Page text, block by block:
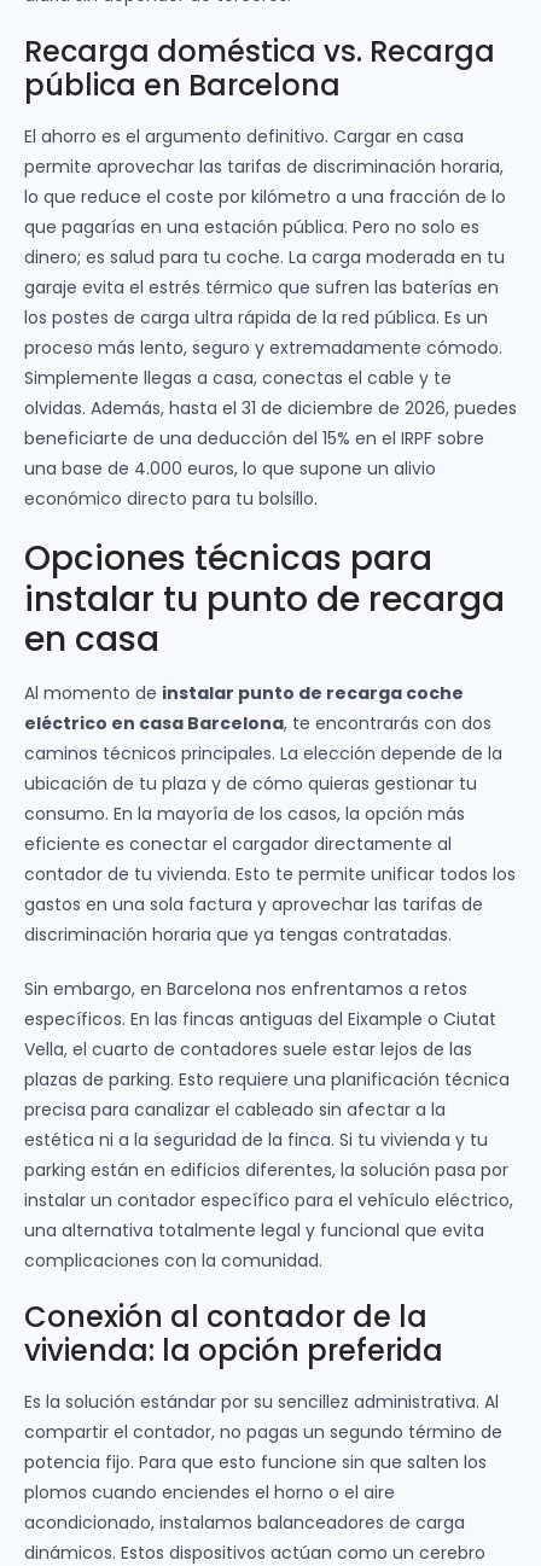
Recarga doméstica vs. Recarga
pública en Barcelona
El ahorro es el argumento definitivo. Cargar en casa
permite aprovechar las tarifas de discriminación horaria,
lo que reduce el coste por kilómetro a una fracción de lo
que pagarías en una estación pública. Pero no solo es
dinero; es salud para tu coche. La carga moderada en tu
garaje evita el estrés térmico que sufren las baterías en
los postes de carga ultra rápida de la red pública. Es un
proceso más lento, seguro y extremadamente cómodo.
Simplemente llegas a casa, conectas el cable y te
olvidas. Además, hasta el 31 de diciembre de 2026, puedes
beneficiarte de una deducción del 15% en el IRPF sobre
una base de 4.000 euros, lo que supone un alivio
económico directo para tu bolsillo.
Opciones técnicas para
instalar tu punto de recarga
en casa
Al momento de instalar punto de recarga coche
eléctrico en casa Barcelona, te encontrarás con dos
caminos técnicos principales. La elección depende de la
ubicación de tu plaza y de cómo quieras gestionar tu
consumo. En la mayoría de los casos, la opción más
eficiente es conectar el cargador directamente al
contador de tu vivienda. Esto te permite unificar todos los
gastos en una sola factura y aprovechar las tarifas de
discriminación horaria que ya tengas contratadas.
Sin embargo, en Barcelona nos enfrentamos a retos
específicos. En las fincas antiguas del Eixample o Ciutat
Vella, el cuarto de contadores suele estar lejos de las
plazas de parking. Esto requiere una planificación técnica
precisa para canalizar el cableado sin afectar a la
estética ni a la seguridad de la finca. Si tu vivienda y tu
parking están en edificios diferentes, la solución pasa por
instalar un contador específico para el vehículo eléctrico,
una alternativa totalmente legal y funcional que evita
complicaciones con la comunidad.
Conexión al contador de la
vivienda: la opción preferida
Es la solución estándar por su sencillez administrativa. Al
compartir el contador, no pagas un segundo término de
potencia fijo. Para que esto funcione sin que salten los
plomos cuando enciendes el horno o el aire
acondicionado, instalamos balanceadores de carga
dinámicos. Estos dispositivos actúan como un cerebro